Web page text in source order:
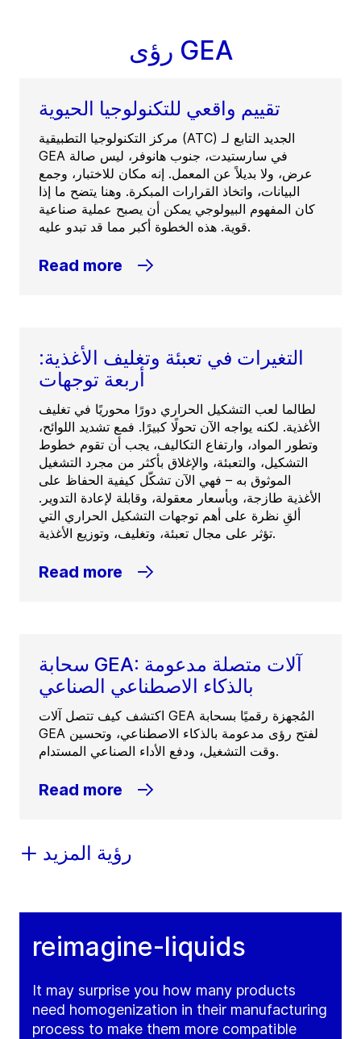
رؤى GEA
تقييم واقعي للتكنولوجيا الحيوية
مركز التكنولوجيا التطبيقية (ATC) الجديد التابع لـ
GEA في سارستيدت، جنوب هانوفر، ليس صالة
عرض، ولا بديلاً عن المعمل. إنه مكان للاختبار، وجمع
البيانات، واتخاذ القرارات المبكرة. وهنا يتضح ما إذا
كان المفهوم البيولوجي يمكن أن يصبح عملية صناعية
قوية. هذه الخطوة أكبر مما قد تبدو عليه.
Read more
التغيرات في تعبئة وتغليف الأغذية:
أربعة توجهات
لطالما لعب التشكيل الحراري دورًا محوريًا في تغليف
الأغذية. لكنه يواجه الآن تحولًا كبيرًا. فمع تشديد اللوائح،
وتطور المواد، وارتفاع التكاليف، يجب أن تقوم خطوط
التشكيل، والتعبئة، والإغلاق بأكثر من مجرد التشغيل
الموثوق به – فهي الآن تشكّل كيفية الحفاظ على
الأغذية طازجة، وبأسعار معقولة، وقابلة لإعادة التدوير.
ألقِ نظرة على أهم توجهات التشكيل الحراري التي
تؤثر على مجال تعبئة، وتغليف، وتوزيع الأغذية.
Read more
سحابة GEA: آلات متصلة مدعومة
بالذكاء الاصطناعي الصناعي
اكتشف كيف تتصل آلات GEA المُجهزة رقميًا بسحابة
GEA لفتح رؤى مدعومة بالذكاء الاصطناعي، وتحسين
وقت التشغيل، ودفع الأداء الصناعي المستدام.
Read more
رؤية المزيد
reimagine-liquids
It may surprise you how many products
need homogenization in their manufacturing
process to make them more compatible